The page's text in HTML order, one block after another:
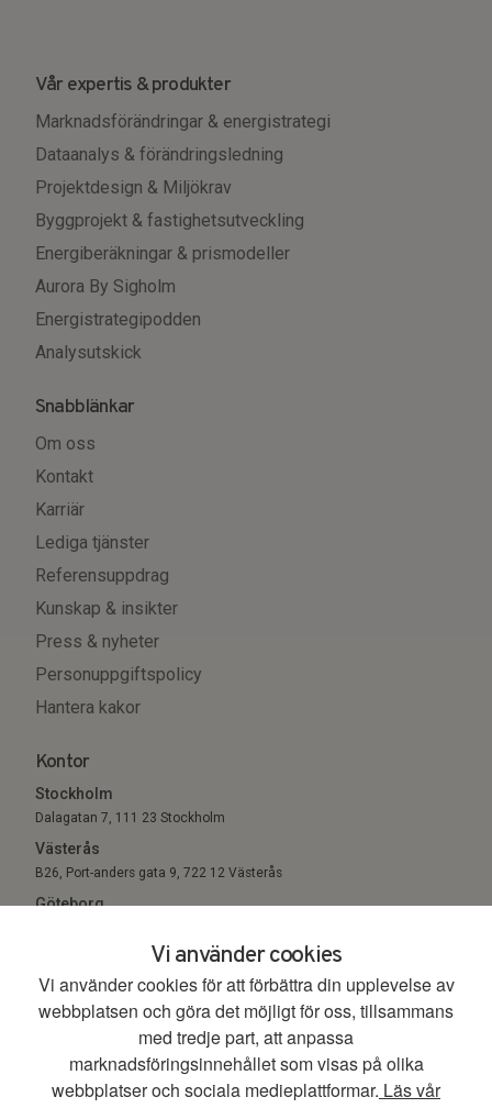
Vi använder cookies
Vi använder cookies för att förbättra din upplevelse av
webbplatsen och göra det möjligt för oss, tillsammans
med tredje part, att anpassa
marknadsföringsinnehållet som visas på olika
webbplatser och sociala medieplattformar. Läs vår
Vår expertis & produkter
Marknadsförändringar & energistrategi
Dataanalys & förändringsledning
Projektdesign & Miljökrav
Byggprojekt & fastighetsutveckling
Energiberäkningar & prismodeller
Aurora By Sigholm
Energistrategipodden
Analysutskick
Snabblänkar
Om oss
Kontakt
Karriär
Lediga tjänster
Referensuppdrag
Kunskap & insikter
Press & nyheter
Personuppgiftspolicy
Hantera kakor
Kontor
Stockholm
Dalagatan 7, 111 23 Stockholm
Västerås
B26, Port-anders gata 9, 722 12 Västerås
Göteborg
© 2026. All Rights Reserved.